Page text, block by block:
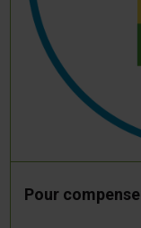
Pour